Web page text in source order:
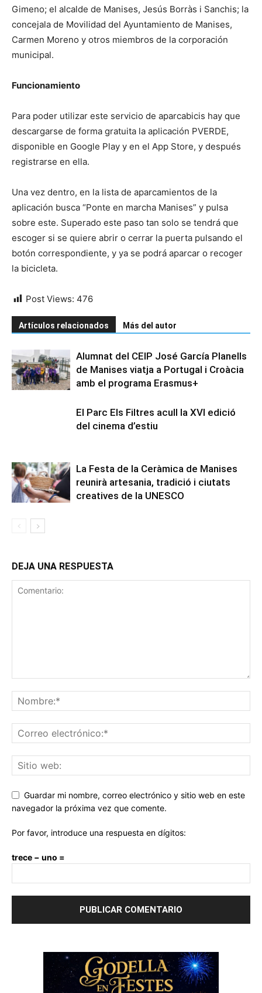
Gimeno; el alcalde de Manises, Jesús Borràs i Sanchis; la
concejala de Movilidad del Ayuntamiento de Manises,
Carmen Moreno y otros miembros de la corporación
municipal.
Funcionamiento
Para poder utilizar este servicio de aparcabicis hay que
descargarse de forma gratuita la aplicación PVERDE,
disponible en Google Play y en el App Store, y después
registrarse en ella.
Una vez dentro, en la lista de aparcamientos de la
aplicación busca “Ponte en marcha Manises” y pulsa
sobre este. Superado este paso tan solo se tendrá que
escoger si se quiere abrir o cerrar la puerta pulsando el
botón correspondiente, y ya se podrá aparcar o recoger
la bicicleta.
Post Views: 476
Artículos relacionados Más del autor
Alumnat del CEIP José García Planells
de Manises viatja a Portugal i Croàcia
amb el programa Erasmus+
El Parc Els Filtres acull la XVI edició
del cinema d’estiu
La Festa de la Ceràmica de Manises
reunirà artesania, tradició i ciutats
creatives de la UNESCO
DEJA UNA RESPUESTA
Guardar mi nombre, correo electrónico y sitio web en este
navegador la próxima vez que comente.
Por favor, introduce una respuesta en dígitos:
trece − uno =